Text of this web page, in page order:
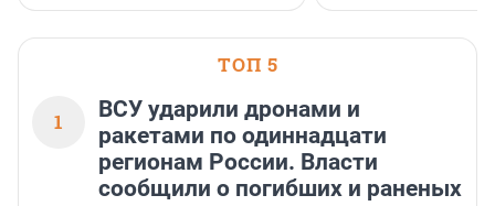
ТОП 5
1
ВСУ ударили дронами и
ракетами по одиннадцати
регионам России. Власти
сообщили о погибших и раненых